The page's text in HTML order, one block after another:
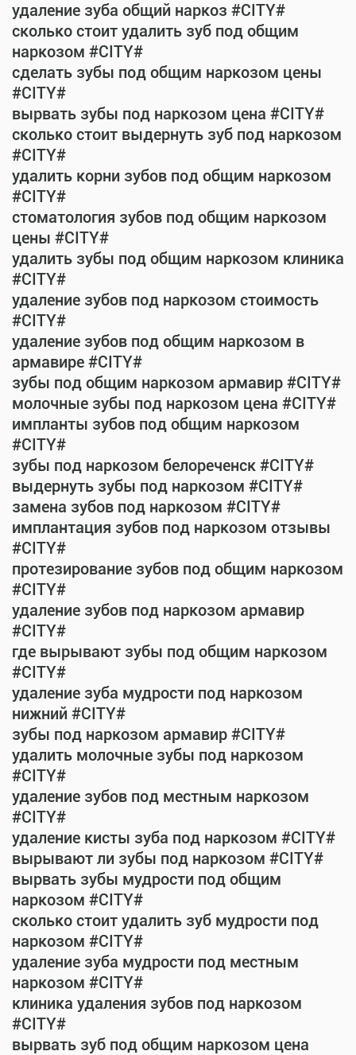
удаление зуба общий наркоз #CITY#
сколько стоит удалить зуб под общим
наркозом #CITY#
сделать зубы под общим наркозом цены
#CITY#
вырвать зубы под наркозом цена #CITY#
сколько стоит выдернуть зуб под наркозом
#CITY#
удалить корни зубов под общим наркозом
#CITY#
стоматология зубов под общим наркозом
цены #CITY#
удалить зубы под общим наркозом клиника
#CITY#
удаление зубов под наркозом стоимость
#CITY#
удаление зубов под общим наркозом в
армавире #CITY#
зубы под общим наркозом армавир #CITY#
молочные зубы под наркозом цена #CITY#
импланты зубов под общим наркозом
#CITY#
зубы под наркозом белореченск #CITY#
выдернуть зубы под наркозом #CITY#
замена зубов под наркозом #CITY#
имплантация зубов под наркозом отзывы
#CITY#
протезирование зубов под общим наркозом
#CITY#
удаление зубов под наркозом армавир
#CITY#
где вырывают зубы под общим наркозом
#CITY#
удаление зуба мудрости под наркозом
нижний #CITY#
зубы под наркозом армавир #CITY#
удалить молочные зубы под наркозом
#CITY#
удаление зубов под местным наркозом
#CITY#
удаление кисты зуба под наркозом #CITY#
вырывают ли зубы под наркозом #CITY#
вырвать зубы мудрости под общим
наркозом #CITY#
сколько стоит удалить зуб мудрости под
наркозом #CITY#
удаление зуба мудрости под местным
наркозом #CITY#
клиника удаления зубов под наркозом
#CITY#
вырвать зуб под общим наркозом цена